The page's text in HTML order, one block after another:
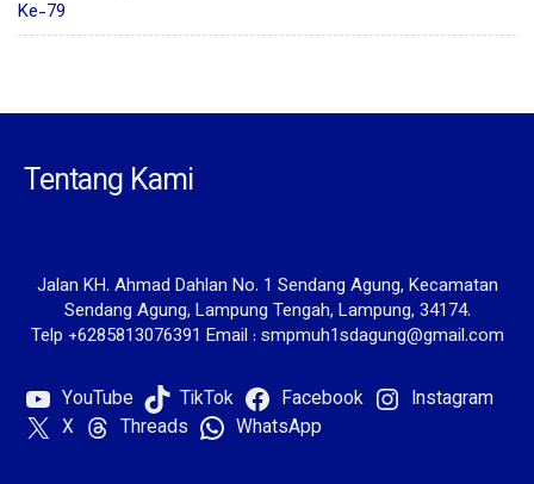
Ke-79
Tentang Kami
Jalan KH. Ahmad Dahlan No. 1 Sendang Agung, Kecamatan
Sendang Agung, Lampung Tengah, Lampung, 34174.
Telp +6285813076391 Email : smpmuh1sdagung@gmail.com
YouTube TikTok Facebook
Instagram
X
Threads WhatsApp